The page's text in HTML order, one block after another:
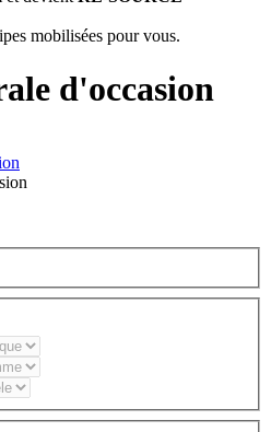
mobilisées pour vous.
d'occasion